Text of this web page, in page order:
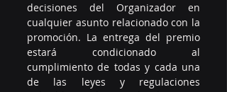
decisiones del Organizador en
cualquier asunto relacionado con la
promoción. La entrega del premio
estará condicionado al
cumplimiento de todas y cada una
de las leyes y regulaciones